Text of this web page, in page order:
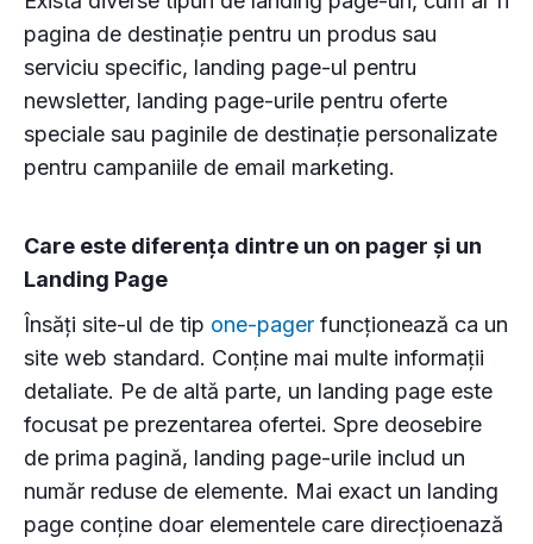
pagina de destinație pentru un produs sau
serviciu specific, landing page-ul pentru
newsletter, landing page-urile pentru oferte
speciale sau paginile de destinație personalizate
pentru campaniile de email marketing.
Care este diferența dintre un on pager și un
Landing Page
Însăți site-ul de tip one-pager funcționează ca un
site web standard. Conține mai multe informații
detaliate. Pe de altă parte, un landing page este
focusat pe prezentarea ofertei. Spre deosebire
de prima pagină, landing page-urile includ un
număr reduse de elemente. Mai exact un landing
page conține doar elementele care direcțioenază